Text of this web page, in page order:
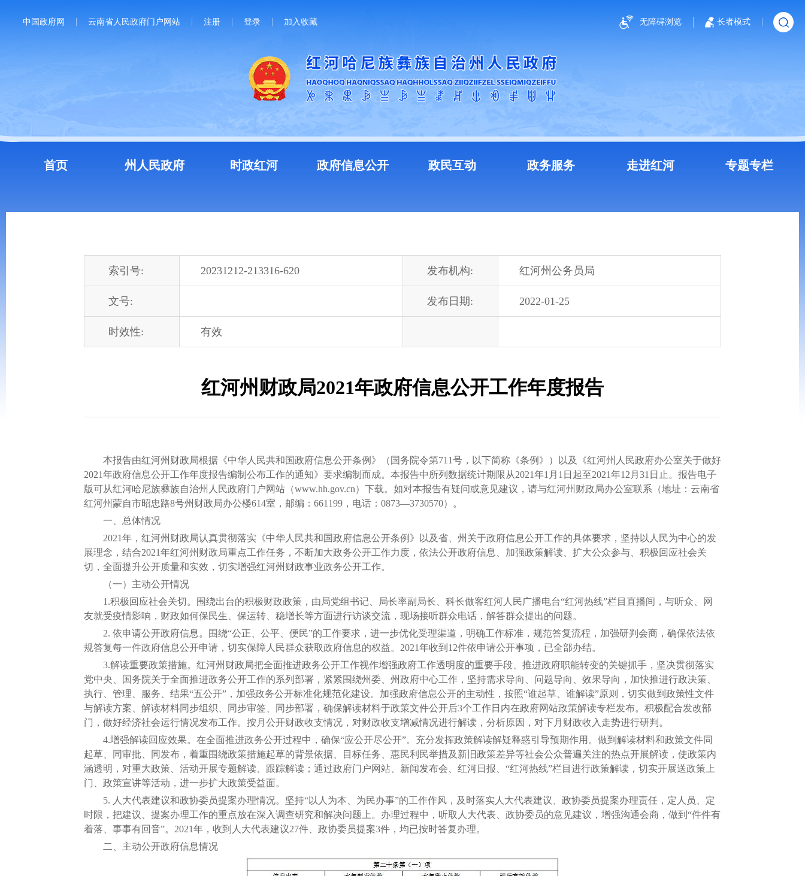
中国政府网 云南省人民政府门户网站 注册 登录 加入收藏 无障碍浏览 长者模式
首页 州人民政府 时政红河 政府信息公开 政民互动 政务服务 走进红河 专题专栏
索引号: 20231212-213316-620 发布机构: 红河州公务员局
文号: 发布日期: 2022-01-25
时效性: 有效
红河州财政局2021年政府信息公开工作年度报告
本报告由红河州财政局根据《中华人民共和国政府信息公开条例》（国务院令第711号，以下简称《条例》）以及《红河州人民政府办公室关于做好
2021年政府信息公开工作年度报告编制公布工作的通知》要求编制而成。本报告中所列数据统计期限从2021年1月1日起至2021年12月31日止。报告电子
版可从红河哈尼族彝族自治州人民政府门户网站（www.hh.gov.cn）下载。如对本报告有疑问或意见建议，请与红河州财政局办公室联系（地址：云南省
红河州蒙自市昭忠路8号州财政局办公楼614室，邮编：661199，电话：0873—3730570）。
一、总体情况
2021年，红河州财政局认真贯彻落实《中华人民共和国政府信息公开条例》以及省、州关于政府信息公开工作的具体要求，坚持以人民为中心的发
展理念，结合2021年红河州财政局重点工作任务，不断加大政务公开工作力度，依法公开政府信息、加强政策解读、扩大公众参与、积极回应社会关
切，全面提升公开质量和实效，切实增强红河州财政事业政务公开工作。
（一）主动公开情况
1.积极回应社会关切。围绕出台的积极财政政策，由局党组书记、局长率副局长、科长做客红河人民广播电台“红河热线”栏目直播间，与听众、网
友就受疫情影响，财政如何保民生、保运转、稳增长等方面进行访谈交流，现场接听群众电话，解答群众提出的问题。
2. 依申请公开政府信息。围绕“公正、公平、便民”的工作要求，进一步优化受理渠道，明确工作标准，规范答复流程，加强研判会商，确保依法依
规答复每一件政府信息公开申请，切实保障人民群众获取政府信息的权益。2021年收到12件依申请公开事项，已全部办结。
3.解读重要政策措施。红河州财政局把全面推进政务公开工作视作增强政府工作透明度的重要手段、推进政府职能转变的关键抓手，坚决贯彻落实
党中央、国务院关于全面推进政务公开工作的系列部署，紧紧围绕州委、州政府中心工作，坚持需求导向、问题导向、效果导向，加快推进行政决策、
执行、管理、服务、结果“五公开”，加强政务公开标准化规范化建设。加强政府信息公开的主动性，按照“谁起草、谁解读”原则，切实做到政策性文件
与解读方案、解读材料同步组织、同步审签、同步部署，确保解读材料于政策文件公开后3个工作日内在政府网站政策解读专栏发布。积极配合发改部
门，做好经济社会运行情况发布工作。按月公开财政收支情况，对财政收支增减情况进行解读，分析原因，对下月财政收入走势进行研判。
4.增强解读回应效果。在全面推进政务公开过程中，确保“应公开尽公开”。充分发挥政策解读解疑释惑引导预期作用。做到解读材料和政策文件同
起草、同审批、同发布，着重围绕政策措施起草的背景依据、目标任务、惠民利民举措及新旧政策差异等社会公众普遍关注的热点开展解读，使政策内
涵透明，对重大政策、活动开展专题解读、跟踪解读；通过政府门户网站、新闻发布会、红河日报、“红河热线”栏目进行政策解读，切实开展送政策上
门、政策宣讲等活动，进一步扩大政策受益面。
5. 人大代表建议和政协委员提案办理情况。坚持“以人为本、为民办事”的工作作风，及时落实人大代表建议、政协委员提案办理责任，定人员、定
时限，把建议、提案办理工作的重点放在深入调查研究和解决问题上。办理过程中，听取人大代表、政协委员的意见建议，增强沟通会商，做到“件件有
着落、事事有回音”。2021年，收到人大代表建议27件、政协委员提案3件，均已按时答复办理。
二、主动公开政府信息情况